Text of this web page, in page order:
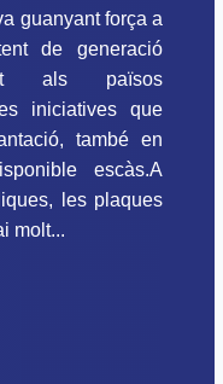
guanyant força a
de generació
als països
iniciatives que
també en
escàs.A
les plaques
molt...